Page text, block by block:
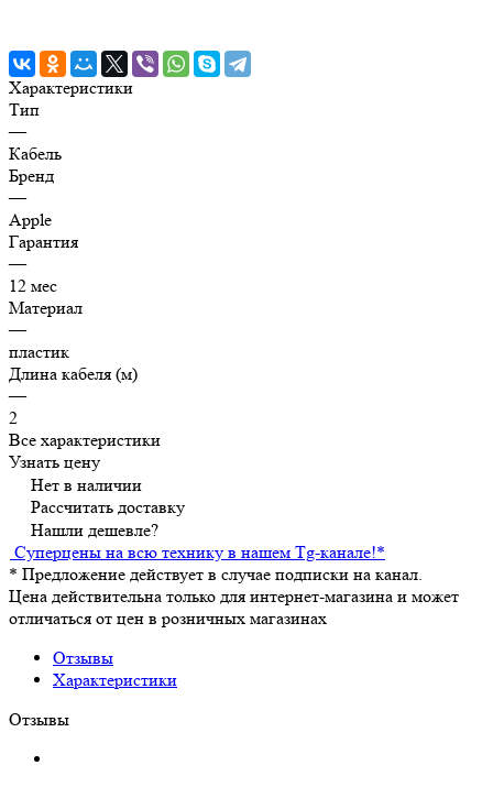
Характеристики
Тип
—
Кабель
Бренд
—
Apple
Гарантия
—
12 мес
Материал
—
пластик
Длина кабеля (м)
—
2
Все характеристики
Узнать цену
Нет в наличии
Рассчитать доставку
Нашли дешевле?
Суперцены на всю технику в нашем Tg-канале!*
* Предложение действует в случае подписки на канал.
Цена действительна только для интернет-магазина и может
отличаться от цен в розничных магазинах
Отзывы
Характеристики
Отзывы